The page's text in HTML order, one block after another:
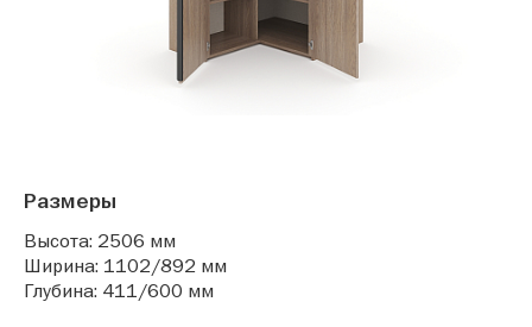
Размеры
Высота: 2506 мм
Ширина: 1102/892 мм
Глубина: 411/600 мм